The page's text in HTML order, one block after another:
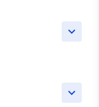
keyboard_arrow_down
keyboard_arrow_down